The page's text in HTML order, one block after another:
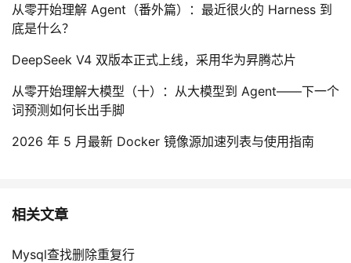
从零开始理解 Agent（番外篇）：最近很火的 Harness 到
底是什么？
DeepSeek V4 双版本正式上线，采用华为昇腾芯片
从零开始理解大模型（十）：从大模型到 Agent——下一个
词预测如何长出手脚
2026 年 5 月最新 Docker 镜像源加速列表与使用指南
相关文章
Mysql查找删除重复行